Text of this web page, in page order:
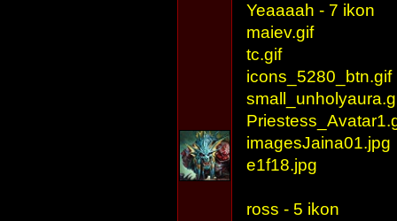
Yeaaaah - 7 ikon
maiev.gif
tc.gif
icons_5280_btn.gif
imagesJaina01.jpg
e1f18.jpg
ross - 5 ikon